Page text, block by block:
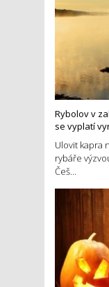
Rybolov v
se vyplatí
Ulovit kapra
rybáře
Češ...